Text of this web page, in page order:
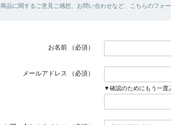
商品に関するご意見ご感想、お問い合わせなど、こちらのフォ
お名前 （必須）
メールアドレス （必須）
▼確認のためにもう一度